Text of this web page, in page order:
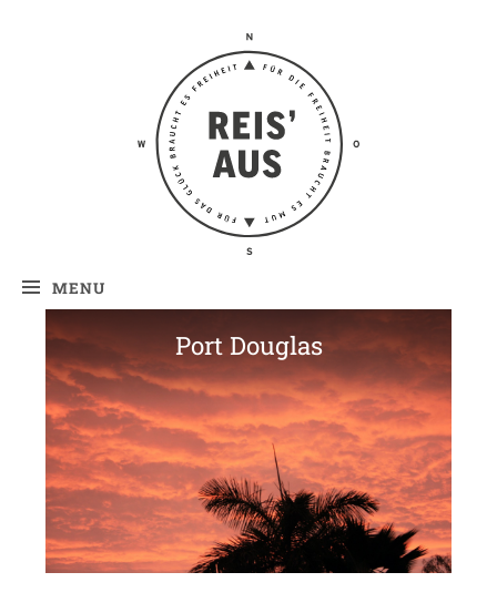
Reis' aus –
Reiseblog
MENU
Port Douglas